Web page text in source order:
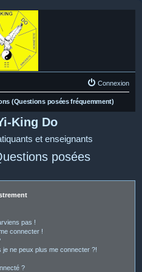
Connexion
(Questions posées fréquemment)
King Do
et enseignants
posées
pas !
connecter !
ne peux plus me connecter ?!
?